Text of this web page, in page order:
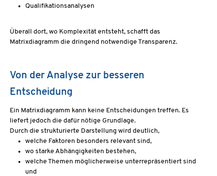
Qualifikationsanalysen
Überall dort, wo Komplexität entsteht, schafft das
Matrixdiagramm die dringend notwendige Transparenz.
Von der Analyse zur besseren
Entscheidung
Ein Matrixdiagramm kann keine Entscheidungen treffen. Es
liefert jedoch die dafür nötige Grundlage.
Durch die strukturierte Darstellung wird deutlich,
welche Faktoren besonders relevant sind,
wo starke Abhängigkeiten bestehen,
welche Themen möglicherweise unterrepräsentiert sind
und